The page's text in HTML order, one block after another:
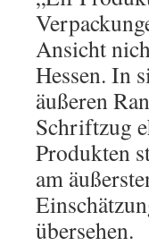
Ansicht
Hessen. In
äußeren
Schriftzug
Produkten
am
übersehen.